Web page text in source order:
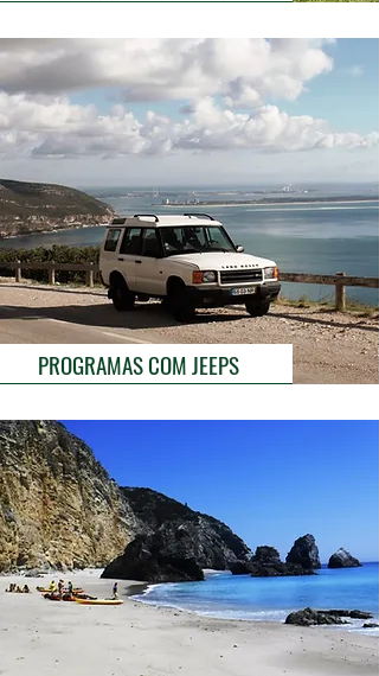
PROGRAMAS COM JEEPS